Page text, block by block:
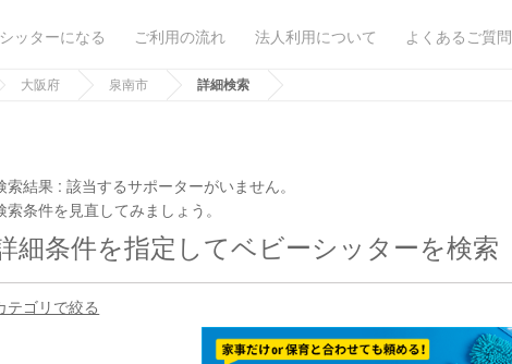
シッターになる ご利用の流れ 法人利用について よくあるご質問
大阪府 泉南市 詳細検索
索結果 :該当するサポーターがいません。
索条件を見直してみましょう。
細条件を指定してベビーシッターを検索
テゴリで絞る